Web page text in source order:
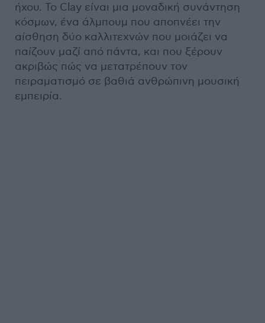
ήχου. Το Clay είναι μια μοναδική συνάντηση
κόσμων, ένα άλμπουμ που αποπνέει την
αίσθηση δύο καλλιτεχνών που μοιάζει να
παίζουν μαζί από πάντα, και που ξέρουν
ακριβώς πώς να μετατρέπουν τον
πειραματισμό σε βαθιά ανθρώπινη μουσική
εμπειρία.